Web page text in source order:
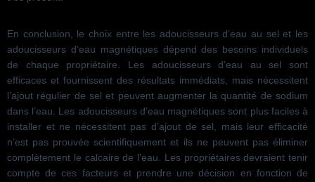
En conclusion, le choix entre les adoucisseurs d’eau au sel et les
adoucisseurs d’eau magnétiques dépend des besoins individuels
de chaque propriétaire. Les adoucisseurs d’eau au sel sont
efficaces et fournissent des résultats immédiats, mais nécessitent
l’ajout régulier de sel et peuvent augmenter la quantité de sodium
dans l’eau. Les adoucisseurs d’eau magnétiques sont plus faciles à
installer et ne nécessitent pas d’ajout de sel, mais leur efficacité
n’est pas prouvée scientifiquement et ils ne peuvent pas éliminer
complètement le calcaire de l’eau. Les propriétaires devraient tenir
compte de ces facteurs et prendre une décision en fonction de